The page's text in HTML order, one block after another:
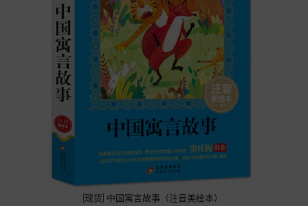
[现货] 中国寓言故事（注音美绘本）